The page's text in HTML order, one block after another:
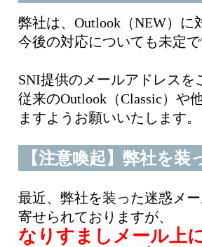
弊社は、Outlook（NEW）に
今後の対応についても未定
SNI提供のメールアドレスを
従来のOutlook（Classic）や
ますようお願いいたします。
【注意喚起】弊社を
最近、弊社を装った迷惑メ
寄せられておりますが、
なりすましメール上